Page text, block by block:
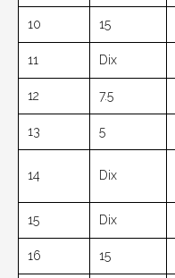
10 15
11 Dix
12 7.5
13 5
14 Dix
15 Dix
16 15